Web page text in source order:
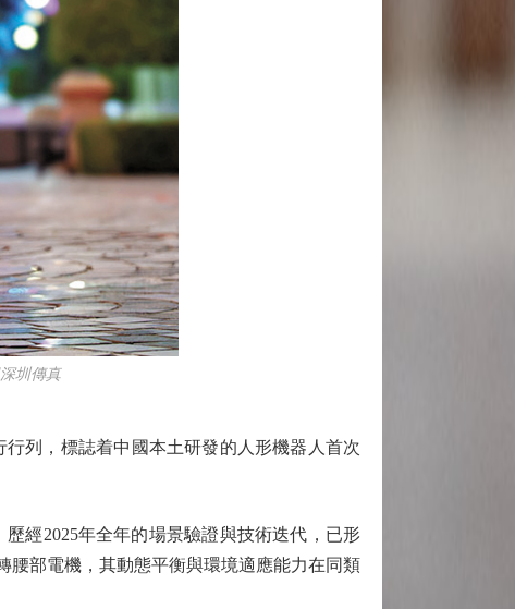
圳傳真
列，標誌着中國本土研發的人形機器人首次
經2025年全年的場景驗證與技術迭代，已形
腰部電機，其動態平衡與環境適應能力在同類